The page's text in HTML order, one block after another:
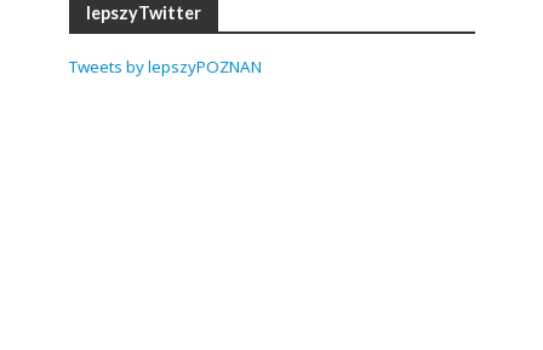
lepszyTwitter
Tweets by lepszyPOZNAN